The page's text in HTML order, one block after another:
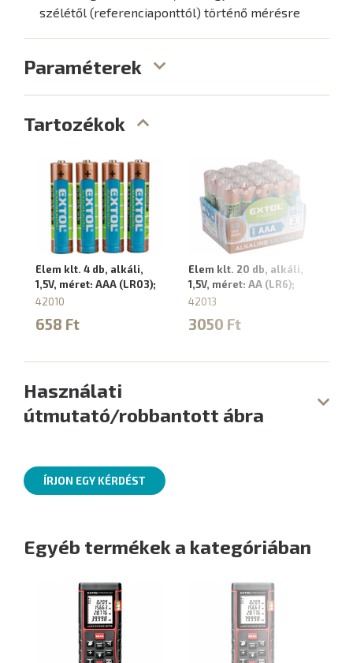
szélétől (referenciaponttól) történő mérésre
Paraméterek
Tartozékok
Elem klt. 4 db, alkáli,
1,5V, méret: AAA (LR03);
42010
658 Ft
Elem klt. 20 db, alkáli,
1,5V, méret: AA (LR6);
42013
3050 Ft
Használati
útmutató/robbantott ábra
ÍRJON EGY KÉRDÉST
Egyéb termékek a kategóriában